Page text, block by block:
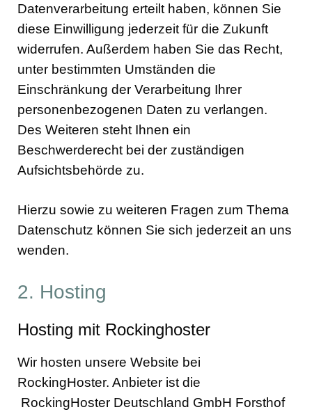
Datenverarbeitung erteilt haben, können Sie
diese Einwilligung jederzeit für die Zukunft
widerrufen. Außerdem haben Sie das Recht,
unter bestimmten Umständen die
Einschränkung der Verarbeitung Ihrer
personenbezogenen Daten zu verlangen.
Des Weiteren steht Ihnen ein
Beschwerderecht bei der zuständigen
Aufsichtsbehörde zu.
Hierzu sowie zu weiteren Fragen zum Thema
Datenschutz können Sie sich jederzeit an uns
wenden.
2. Hosting
Hosting mit Rockinghoster
Wir hosten unsere Website bei
RockingHoster. Anbieter ist die
RockingHoster Deutschland GmbH Forsthof